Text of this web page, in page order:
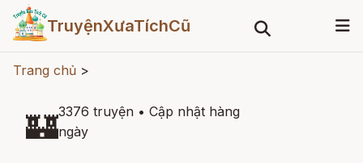
TruyệnXưaTíchCũ
Trang chủ >
🏰3376 truyện • Cập nhật hàng
ngày